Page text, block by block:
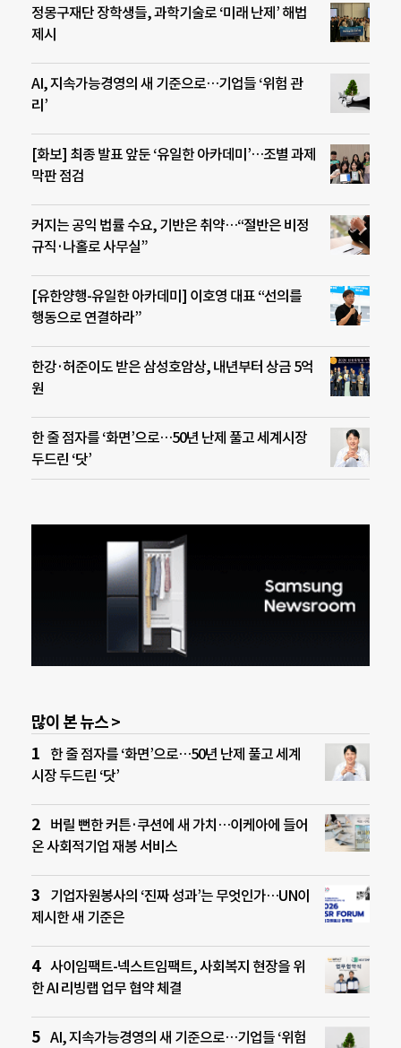
정몽구재단 장학생들, 과학기술로 ‘미래 난제’ 해법
제시
AI, 지속가능경영의 새 기준으로…기업들 ‘위험 관
리’
[화보] 최종 발표 앞둔 ‘유일한 아카데미’…조별 과제
막판 점검
커지는 공익 법률 수요, 기반은 취약…“절반은 비정
규직·나홀로 사무실”
[유한양행-유일한 아카데미] 이호영 대표 “선의를
행동으로 연결하라”
한강·허준이도 받은 삼성호암상, 내년부터 상금 5억
원
한 줄 점자를 ‘화면’으로…50년 난제 풀고 세계시장
두드린 ‘닷’
많이 본 뉴스 >
한 줄 점자를 ‘화면’으로…50년 난제 풀고 세계
시장 두드린 ‘닷’
버릴 뻔한 커튼·쿠션에 새 가치…이케아에 들어
온 사회적기업 재봉 서비스
기업자원봉사의 ‘진짜 성과’는 무엇인가…UN이
제시한 새 기준은
사이임팩트-넥스트임팩트, 사회복지 현장을 위
한 AI 리빙랩 업무 협약 체결
AI, 지속가능경영의 새 기준으로…기업들 ‘위험